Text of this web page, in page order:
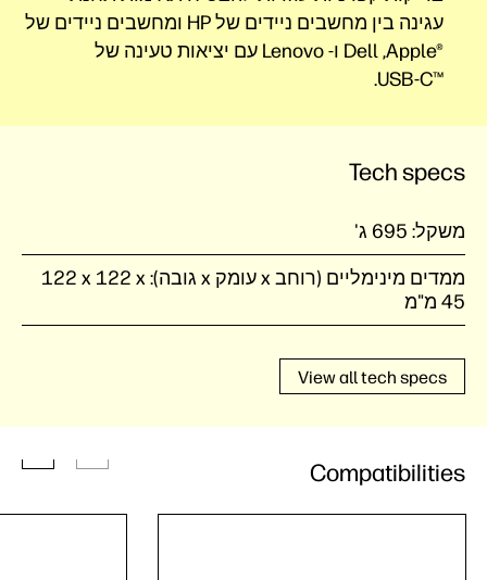
עגינה בין מחשבים ניידים של HP‏ ומחשבים ניידים של
Apple®‎‏, Dell ו- Lenovo עם יציאות טעינה של
USB-C™‎.‏
Tech specs
משקל: 695 ג'
ממדים מינימליים (רוחב x עומק x גובה):
‎122 x 122 x
45 מ"מ
View all tech specs
Compatibilities